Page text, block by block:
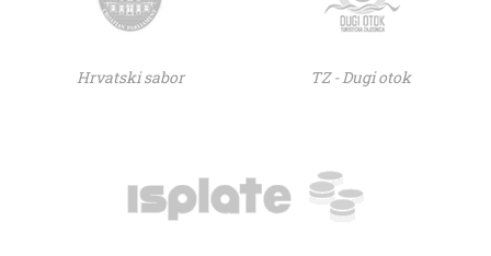
Hrvatski sabor TZ - Dugi otok